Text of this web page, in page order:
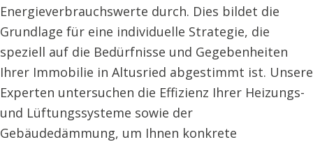
Energieverbrauchswerte durch. Dies bildet die
Grundlage für eine individuelle Strategie, die
speziell auf die Bedürfnisse und Gegebenheiten
Ihrer Immobilie in Altusried abgestimmt ist. Unsere
Experten untersuchen die Effizienz Ihrer Heizungs-
und Lüftungssysteme sowie der
Gebäudedämmung, um Ihnen konkrete